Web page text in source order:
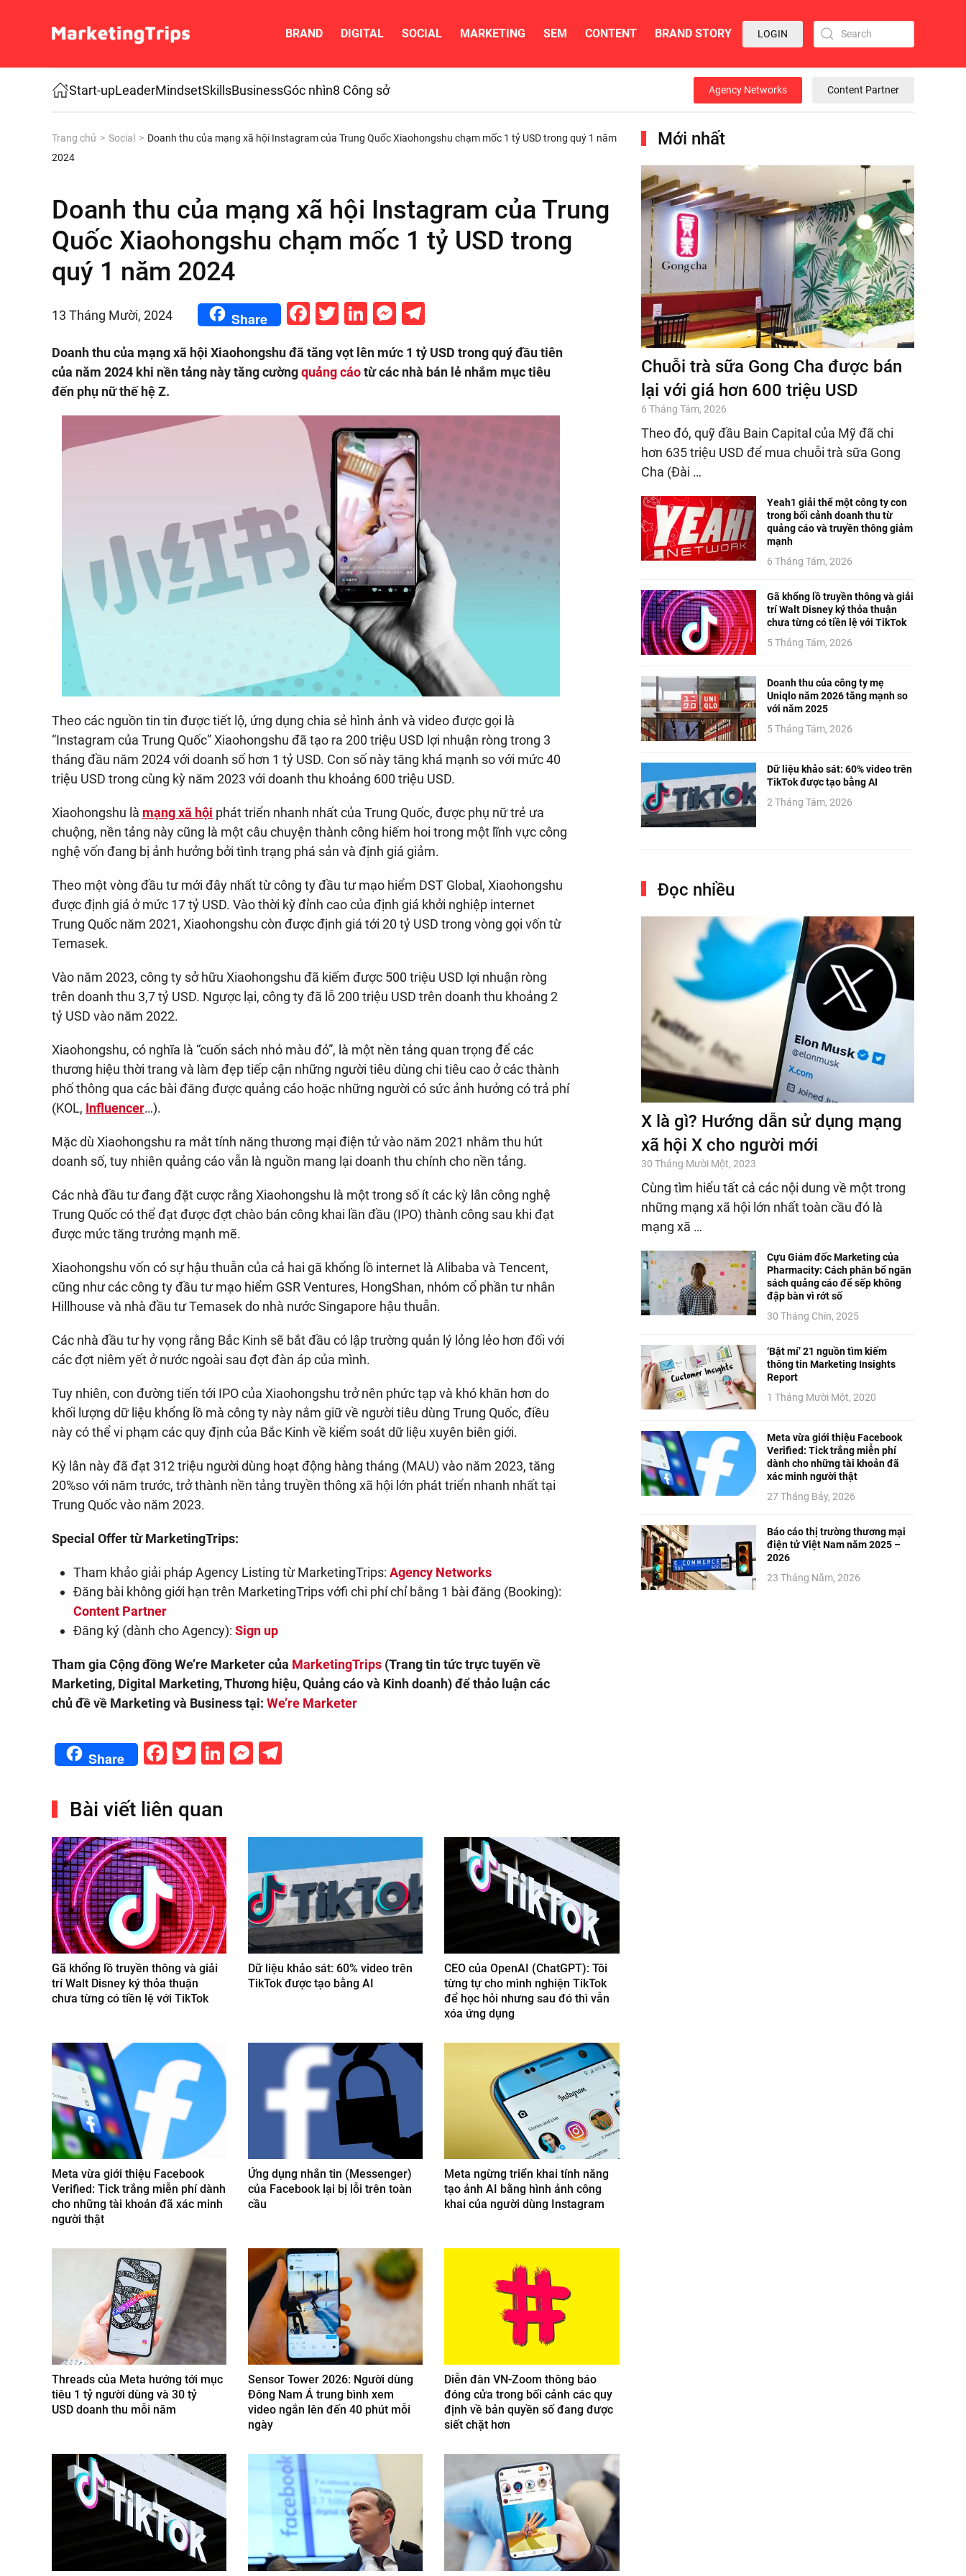
Skip to main content
BRAND DIGITAL SOCIAL MARKETING SEM CONTENT BRAND STORY LOGIN
Start-upLeaderMindsetSkillsBusinessGóc nhìn8 Công sở Agency Networks Content Partner
Trang chủ Social
Doanh thu của mạng xã hội Instagram của Trung Quốc Xiaohongshu chạm mốc 1 tỷ USD trong quý 1 năm
2024
Doanh thu của mạng xã hội Instagram của Trung
Quốc Xiaohongshu chạm mốc 1 tỷ USD trong
quý 1 năm 2024
13 Tháng Mười, 2024 Share Facebook
Twitter
LinkedIn
Messenger
Telegram
Doanh thu của mạng xã hội Xiaohongshu đã tăng vọt lên mức 1 tỷ USD trong quý đầu tiên
của năm 2024 khi nền tảng này tăng cườngquảng cáotừ các nhà bán lẻ nhắm mục tiêu
đến phụ nữ thế hệ Z.
Theo các nguồn tin tin được tiết lộ, ứng dụng chia sẻ hình ảnh và video được gọi là
“Instagram của Trung Quốc” Xiaohongshu đã tạo ra 200 triệu USD lợi nhuận ròng trong 3
tháng đầu năm 2024 với doanh số hơn 1 tỷ USD. Con số này tăng khá mạnh so với mức 40
triệu USD trong cùng kỳ năm 2023 với doanh thu khoảng 600 triệu USD.
Xiaohongshu là mạng xã hội phát triển nhanh nhất của Trung Quốc, được phụ nữ trẻ ưa
chuộng, nền tảng này cũng là một câu chuyện thành công hiếm hoi trong một lĩnh vực công
nghệ vốn đang bị ảnh hưởng bởi tình trạng phá sản và định giá giảm.
Theo một vòng đầu tư mới đây nhất từ công ty đầu tư mạo hiểm DST Global, Xiaohongshu
được định giá ở mức 17 tỷ USD. Vào thời kỳ đỉnh cao của định giá khởi nghiệp internet
Trung Quốc năm 2021, Xiaohongshu còn được định giá tới 20 tỷ USD trong vòng gọi vốn từ
Temasek.
Vào năm 2023, công ty sở hữu Xiaohongshu đã kiếm được 500 triệu USD lợi nhuận ròng
trên doanh thu 3,7 tỷ USD. Ngược lại, công ty đã lỗ 200 triệu USD trên doanh thu khoảng 2
tỷ USD vào năm 2022.
Xiaohongshu, có nghĩa là “cuốn sách nhỏ màu đỏ”, là một nền tảng quan trọng để các
thương hiệu thời trang và làm đẹp tiếp cận những người tiêu dùng chi tiêu cao ở các thành
phố thông qua các bài đăng được quảng cáo hoặc những người có sức ảnh hưởng có trả phí
(KOL, Influencer…).
Mặc dù Xiaohongshu ra mắt tính năng thương mại điện tử vào năm 2021 nhằm thu hút
doanh số, tuy nhiên quảng cáo vẫn là nguồn mang lại doanh thu chính cho nền tảng.
Các nhà đầu tư đang đặt cược rằng Xiaohongshu là một trong số ít các kỳ lân công nghệ
Trung Quốc có thể đạt được đợt chào bán công khai lần đầu (IPO) thành công sau khi đạt
được mức tăng trưởng mạnh mẽ.
Xiaohongshu vốn có sự hậu thuẫn của cả hai gã khổng lồ internet là Alibaba và Tencent,
cũng như các công ty đầu tư mạo hiểm GSR Ventures, HongShan, nhóm cổ phần tư nhân
Hillhouse và nhà đầu tư Temasek do nhà nước Singapore hậu thuẫn.
Các nhà đầu tư hy vọng rằng Bắc Kinh sẽ bắt đầu có lập trường quản lý lỏng lẻo hơn đối với
các đợt niêm yết ở nước ngoài sau đợt đàn áp của mình.
Tuy nhiên, con đường tiến tới IPO của Xiaohongshu trở nên phức tạp và khó khăn hơn do
khối lượng dữ liệu khổng lồ mà công ty này nắm giữ về người tiêu dùng Trung Quốc, điều
này có thể vi phạm các quy định của Bắc Kinh về kiểm soát dữ liệu xuyên biên giới.
Kỳ lân này đã đạt 312 triệu người dùng hoạt động hàng tháng (MAU) vào năm 2023, tăng
20%so với năm trước, trở thành nền tảng truyền thông xã hội lớn phát triển nhanh nhất tại
Trung Quốc vào năm 2023.
Special Offer từ MarketingTrips:
Tham khảo giải pháp Agency Listing từ MarketingTrips: Agency Networks
Đăng bài không giới hạn trên MarketingTrips vớfi chi phí chỉ bằng 1 bài đăng (Booking):
Content Partner
Đăng ký (dành cho Agency): Sign up
Tham gia Cộng đồng We’re Marketer của MarketingTrips (Trang tin tức trực tuyến về
Marketing, Digital Marketing, Thương hiệu, Quảng cáo và Kinh doanh) để thảo luận các
chủ đề về Marketing và Business tại: We’re Marketer
Share Facebook
Twitter
LinkedIn
Messenger
Bài viết liên quan
Gã khổng lồ truyền thông và giải
trí Walt Disney ký thỏa thuận
chưa từng có tiền lệ với TikTok
Dữ liệu khảo sát: 60% video trên
TikTok được tạo bằng AI
CEO của OpenAI (ChatGPT): Tôi
từng tự cho mình nghiện TikTok
để học hỏi nhưng sau đó thì vẫn
xóa ứng dụng
Meta vừa giới thiệu Facebook
Verified: Tick trắng miễn phí dành
cho những tài khoản đã xác minh
người thật
Ứng dụng nhắn tin (Messenger)
của Facebook lại bị lỗi trên toàn
cầu
Meta ngừng triển khai tính năng
tạo ảnh AI bằng hình ảnh công
khai của người dùng Instagram
Threads của Meta hướng tới mục
tiêu 1 tỷ người dùng và 30 tỷ
USD doanh thu mỗi năm
Sensor Tower 2026: Người dùng
Đông Nam Á trung bình xem
video ngắn lên đến 40 phút mỗi
ngày
Diễn đàn VN-Zoom thông báo
đóng cửa trong bối cảnh các quy
định về bản quyền số đang được
siết chặt hơn
Mới nhất
Chuỗi trà sữa Gong Cha được bán
lại với giá hơn 600 triệu USD
6 Tháng Tám, 2026
Theo đó, quỹ đầu Bain Capital của Mỹ đã chi
hơn 635 triệu USD để mua chuỗi trà sữa Gong
Cha (Đài …
Yeah1 giải thể một công ty con
trong bối cảnh doanh thu từ
quảng cáo và truyền thông giảm
mạnh
6 Tháng Tám, 2026
Gã khổng lồ truyền thông và giải
trí Walt Disney ký thỏa thuận
chưa từng có tiền lệ với TikTok
5 Tháng Tám, 2026
Doanh thu của công ty mẹ
Uniqlo năm 2026 tăng mạnh so
với năm 2025
5 Tháng Tám, 2026
Dữ liệu khảo sát: 60% video trên
TikTok được tạo bằng AI
2 Tháng Tám, 2026
Đọc nhiều
X là gì? Hướng dẫn sử dụng mạng
xã hội X cho người mới
30 Tháng Mười Một, 2023
Cùng tìm hiểu tất cả các nội dung về một trong
những mạng xã hội lớn nhất toàn cầu đó là
mạng xã …
Cựu Giám đốc Marketing của
Pharmacity: Cách phân bổ ngân
sách quảng cáo để sếp không
đập bàn vì rớt số
30 Tháng Chín, 2025
‘Bật mí’ 21 nguồn tìm kiếm
thông tin Marketing Insights
Report
1 Tháng Mười Một, 2020
Meta vừa giới thiệu Facebook
Verified: Tick trắng miễn phí
dành cho những tài khoản đã
xác minh người thật
27 Tháng Bảy, 2026
Báo cáo thị trường thương mại
điện tử Việt Nam năm 2025 –
2026
23 Tháng Năm, 2026